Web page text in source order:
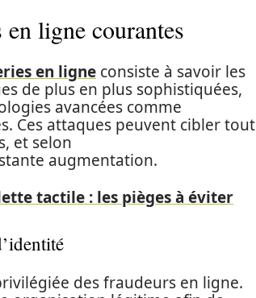
en ligne courantes
en ligne consiste à savoir les
de plus en plus sophistiquées,
avancées comme
Ces attaques peuvent cibler tout
et selon
augmentation.
tactile : les pièges à éviter
des fraudeurs en ligne.